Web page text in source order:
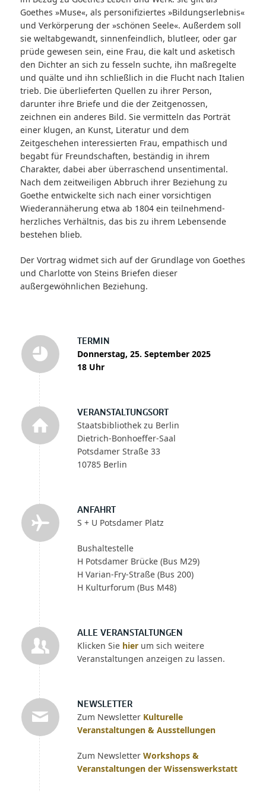
TERMIN
Donnerstag, 25. September 2025
18 Uhr
VERANSTALTUNGSORT
Staatsbibliothek zu Berlin
Dietrich-Bonhoeffer-Saal
Potsdamer Straße 33
10785 Berlin
ANFAHRT
S + U Potsdamer Platz
Bushaltestelle
H Potsdamer Brücke (Bus M29)
H Varian-Fry-Straße (Bus 200)
H Kulturforum (Bus M48)
ALLE VERANSTALTUNGEN
Klicken Sie hierum sich weitere
Veranstaltungen anzeigen zu lassen.
NEWSLETTER
Zum Newsletter Kulturelle
Veranstaltungen & Ausstellungen
Zum Newsletter Workshops &
Veranstaltungen der Wissenswerkstatt
Goethes »Muse«, als personifiziertes »Bildungserlebnis«
und Verkörperung der »schönen Seele«. Außerdem soll
sie weltabgewandt, sinnenfeindlich, blutleer, oder gar
prüde gewesen sein, eine Frau, die kalt und asketisch
den Dichter an sich zu fesseln suchte, ihn maßregelte
und quälte und ihn schließlich in die Flucht nach Italien
trieb. Die überlieferten Quellen zu ihrer Person,
darunter ihre Briefe und die der Zeitgenossen,
zeichnen ein anderes Bild. Sie vermitteln das Porträt
einer klugen, an Kunst, Literatur und dem
Zeitgeschehen interessierten Frau, empathisch und
begabt für Freundschaften, beständig in ihrem
Charakter, dabei aber überraschend unsentimental.
Nach dem zeitweiligen Abbruch ihrer Beziehung zu
Goethe entwickelte sich nach einer vorsichtigen
Wiederannäherung etwa ab 1804 ein teilnehmend-
herzliches Verhältnis, das bis zu ihrem Lebensende
bestehen blieb.
Der Vortrag widmet sich auf der Grundlage von Goethes
und Charlotte von Steins Briefen dieser
außergewöhnlichen Beziehung.